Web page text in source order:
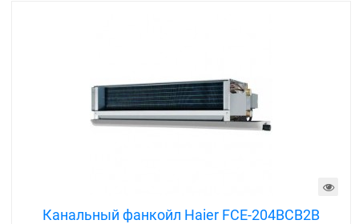
Канальный фанкойл Haier FCE-204BCB2B